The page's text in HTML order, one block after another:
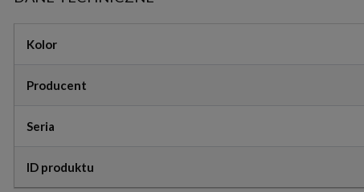
Kolor
Producent
Seria
ID produktu